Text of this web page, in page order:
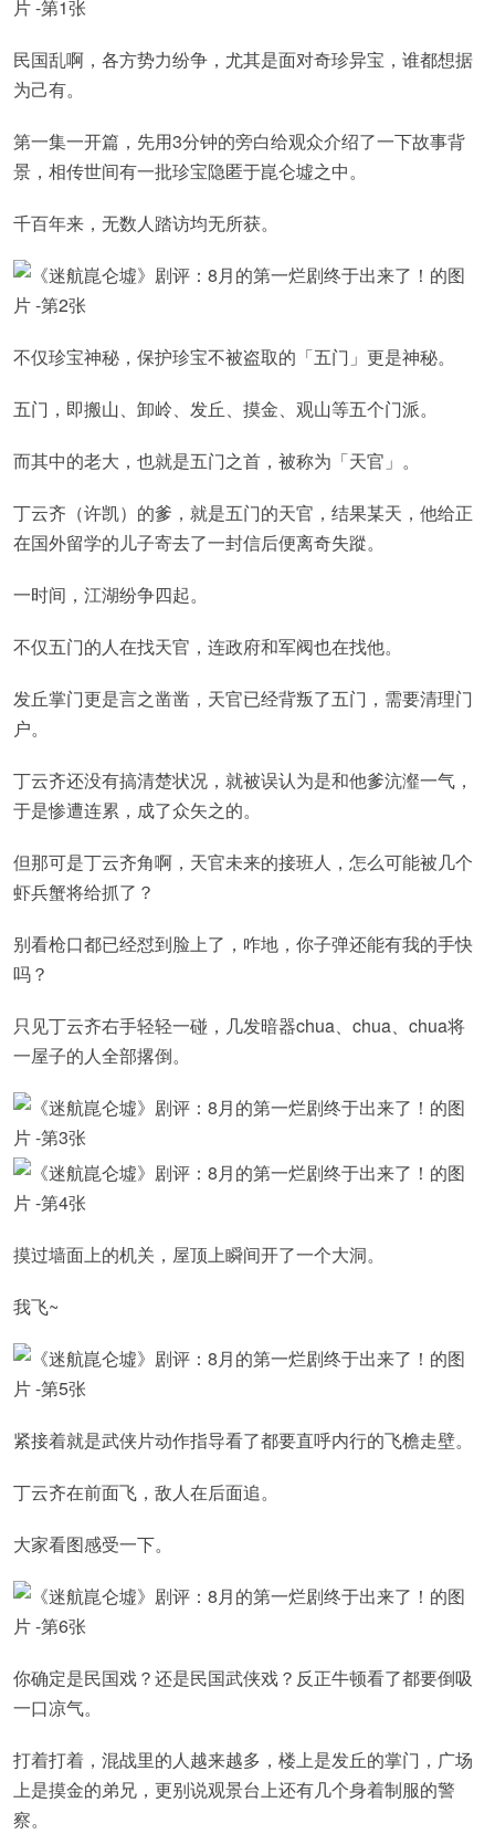
民国乱啊，各方势力纷争，尤其是面对奇珍异宝，谁都想据
为己有。
第一集一开篇，先用3分钟的旁白给观众介绍了一下故事背
景，相传世间有一批珍宝隐匿于崑仑墟之中。
千百年来，无数人踏访均无所获。
不仅珍宝神秘，保护珍宝不被盗取的「五门」更是神秘。
五门，即搬山、卸岭、发丘、摸金、观山等五个门派。
而其中的老大，也就是五门之首，被称为「天官」。
丁云齐（许凯）的爹，就是五门的天官，结果某天，他给正
在国外留学的儿子寄去了一封信后便离奇失蹤。
一时间，江湖纷争四起。
不仅五门的人在找天官，连政府和军阀也在找他。
发丘掌门更是言之凿凿，天官已经背叛了五门，需要清理门
户。
丁云齐还没有搞清楚状况，就被误认为是和他爹沆瀣一气，
于是惨遭连累，成了众矢之的。
但那可是丁云齐角啊，天官未来的接班人，怎么可能被几个
虾兵蟹将给抓了？
别看枪口都已经怼到脸上了，咋地，你子弹还能有我的手快
吗？
只见丁云齐右手轻轻一碰，几发暗器chua、chua、chua将
一屋子的人全部撂倒。
摸过墙面上的机关，屋顶上瞬间开了一个大洞。
我飞~
紧接着就是武侠片动作指导看了都要直呼内行的飞檐走壁。
丁云齐在前面飞，敌人在后面追。
大家看图感受一下。
你确定是民国戏？还是民国武侠戏？反正牛顿看了都要倒吸
一口凉气。
打着打着，混战里的人越来越多，楼上是发丘的掌门，广场
上是摸金的弟兄，更别说观景台上还有几个身着制服的警
察。